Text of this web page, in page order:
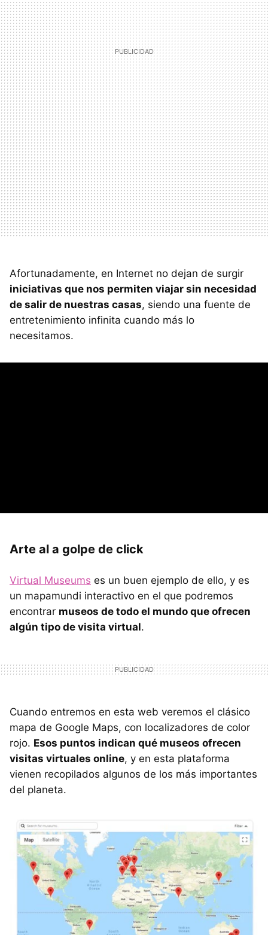
Afortunadamente, en Internet no dejan de surgir
iniciativas que nos permiten viajar sin necesidad
de salir de nuestras casas, siendo una fuente de
entretenimiento infinita cuando más lo
necesitamos.
Arte al a golpe de click
Virtual Museums es un buen ejemplo de ello, y es
un mapamundi interactivo en el que podremos
encontrar museos de todo el mundo que ofrecen
algún tipo de visita virtual.
Cuando entremos en esta web veremos el clásico
mapa de Google Maps, con localizadores de color
rojo. Esos puntos indican qué museos ofrecen
visitas virtuales online, y en esta plataforma
vienen recopilados algunos de los más importantes
del planeta.